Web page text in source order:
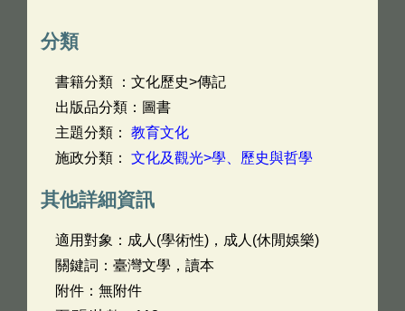
分類
書籍分類 ：文化歷史>傳記
出版品分類：圖書
主題分類： 教育文化
施政分類： 文化及觀光>學、歷史與哲學
其他詳細資訊
適用對象：成人(學術性)，成人(休閒娛樂)
關鍵詞：臺灣文學，讀本
附件：無附件